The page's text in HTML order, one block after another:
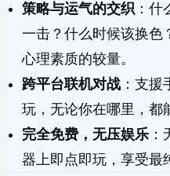
策略与运气的交织 ：
一击？什么时候该换色
心理素质的较量。
跨平台联机对战 ：支
玩，无论你在哪里，都
完全免费，无压娱乐
器上即点即玩，享受最